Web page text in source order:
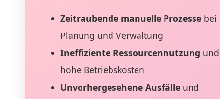
Zeitraubende manuelle Prozessebei
Planung und Verwaltung
Ineffiziente Ressourcennutzung und
hohe Betriebskosten
Unvorhergesehene Ausfälleund